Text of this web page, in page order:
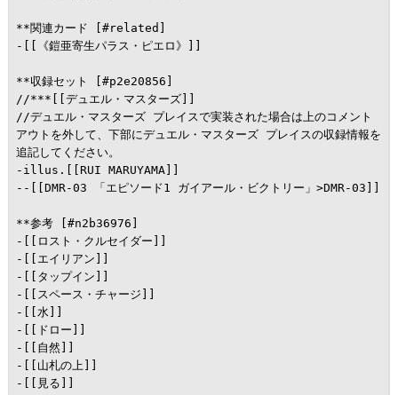
**関連カード [#related]
-[[《鎧亜寄生パラス・ピエロ》]]
**収録セット [#p2e20856]
//***[[デュエル・マスターズ]]
//デュエル・マスターズ プレイスで実装された場合は上のコメント
アウトを外して、下部にデュエル・マスターズ プレイスの収録情報を
追記してください。
-illus.[[RUI MARUYAMA]]
--[[DMR-03 「エピソード1 ガイアール・ビクトリー」>DMR-03]]
**参考 [#n2b36976]
-[[ロスト・クルセイダー]]
-[[エイリアン]]
-[[タップイン]]
-[[スペース・チャージ]]
-[[水]]
-[[ドロー]]
-[[自然]]
-[[山札の上]]
-[[見る]]